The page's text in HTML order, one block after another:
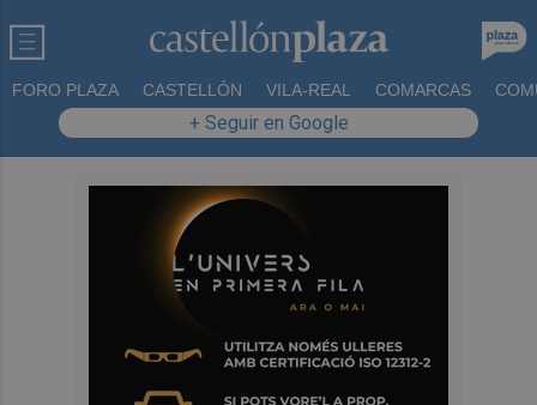
FORO PLAZA CASTELLÓN VILA-REAL COMARCAS
+ Seguir en Google